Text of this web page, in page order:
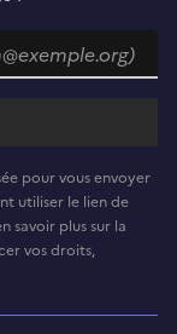
pour vous envoyer
utiliser le lien de
savoir plus sur la
vos droits,